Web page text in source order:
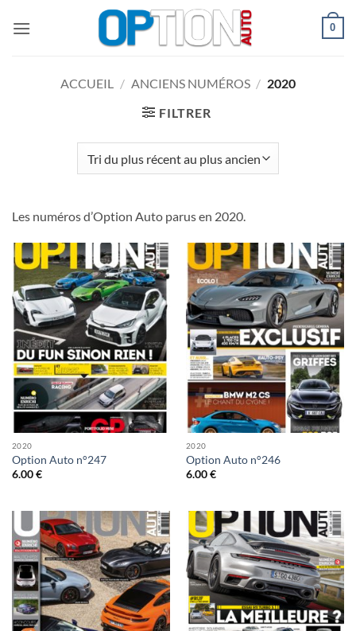
0
ACCUEIL / ANCIENS NUMÉROS / 2020
FILTRER
Les numéros d’Option Auto parus en 2020.
2020
Option Auto n°247
6.00€
2020
Option Auto n°246
6.00€